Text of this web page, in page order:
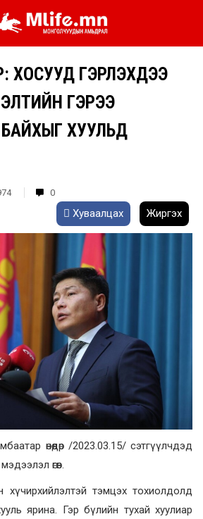
ХОСУУД ГЭРЛЭХДЭЭ
ГЭРЭЭ
ХУУЛЬД
0
Хуваалцах Жиргэх
өнөөдөр /2023.03.15/ сэтгүүлчдэд
өгөв.
хүчирхийлэлтэй тэмцэх тохиолдолд
ярина. Гэр бүлийн тухай хуулиар